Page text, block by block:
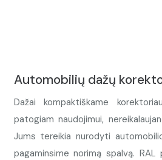
Automobilių dažų
Dažai kompaktiškame
patogiam naudojimui,
Jums tereikia nurodyti
pagaminsime norimą spalvą.